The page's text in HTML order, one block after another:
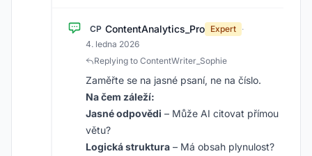
CP ContentAnalytics_Pro Expert ·
4. ledna 2026
Replying to ContentWriter_Sophie
Zaměřte se na jasné psaní, ne na číslo.
Na čem záleží:
Jasné odpovědi – Může AI citovat přímou
větu?
Logická struktura – Má obsah plynulost?